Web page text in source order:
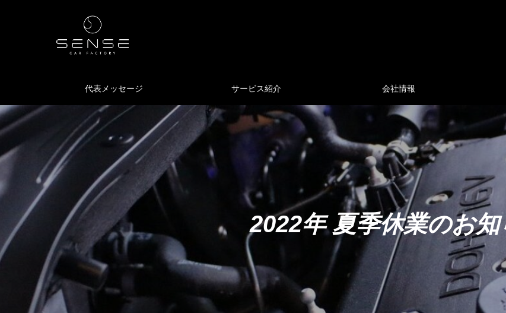
代表メッセージ サービス紹介 会社情報
2022年 夏季休業のお知